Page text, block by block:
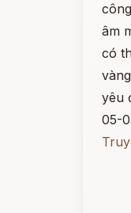
âm
có
yêu
05-